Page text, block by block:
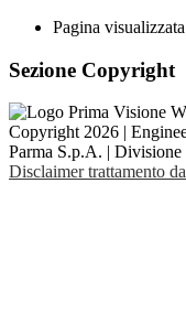
Pagina visualizzata
Sezione Copyright
Copyright 2026 |
Parma S.p.A. |
Disclaimer trattamento